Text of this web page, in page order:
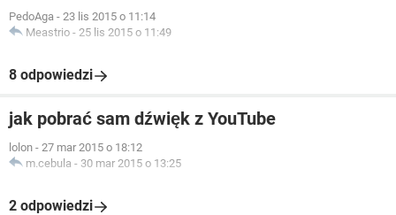
PedoAga - 23 lis 2015 o 11:14
Meastrio - 25 lis 2015 o 11:49
8 odpowiedzi
jak pobrać sam dźwięk z YouTube
lolon - 27 mar 2015 o 18:12
m.cebula - 30 mar 2015 o 13:25
2 odpowiedzi